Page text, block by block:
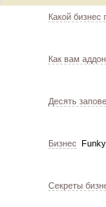
Какой бизнес
Как вам
Десять
Бизнес
Секреты